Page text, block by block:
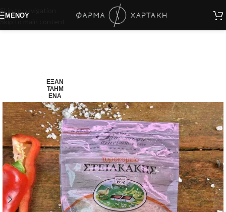
Skip to navigation
Skip to main content
ΜΕΝΟΎ
ΕΞΑΝ
ΤΛΗΜ
ΈΝΑ